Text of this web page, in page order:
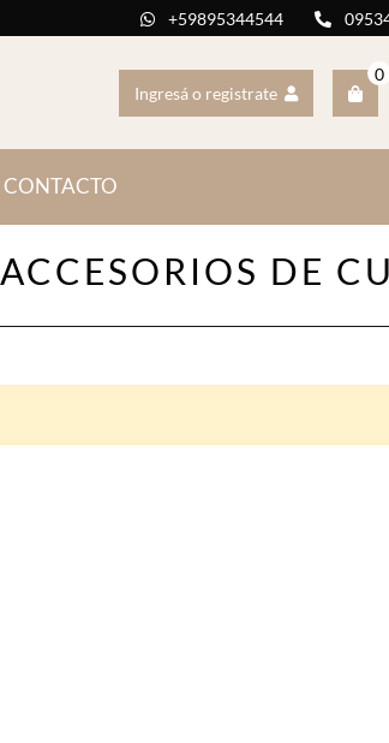
+59895344544
Ingresá o registrate
0
CONTACTO
ACCESORIOS DE